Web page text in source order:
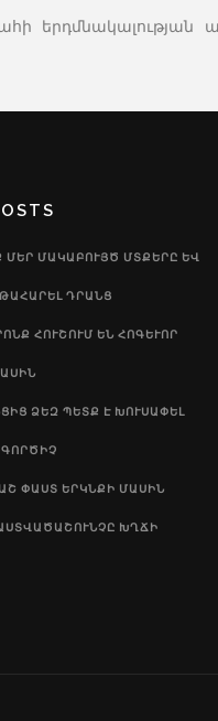
երդմնակալության
ՄԵՐ ՄԱԿԱԲՈՒՅԾ ՄՏՔԵՐԸ ԵՎ
ԴՐԱՆՑ
ՀՈՒՇՈՒՄ ԵՆ ՀՈԳԵՒՈՐ Պ
ՁԵԶ ՊԵՏՔ Է ԽՈՒՍԱՓԵԼ
ԳՈՐԾԻՉ
ՓԱՍՏ ԵՐԿՆՔԻ ՄԱՍԻՆ
ԱՍՏՎԱԾԱՇՈՒՆՉԸ ԽՂՃԻ